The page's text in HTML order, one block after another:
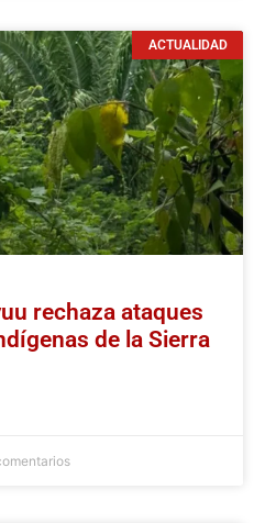
ACTUALIDAD
rechaza ataques
de la Sierra